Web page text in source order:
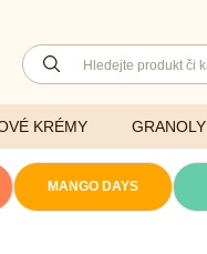
KRÉMY GRANOLY
MANGO DAYS